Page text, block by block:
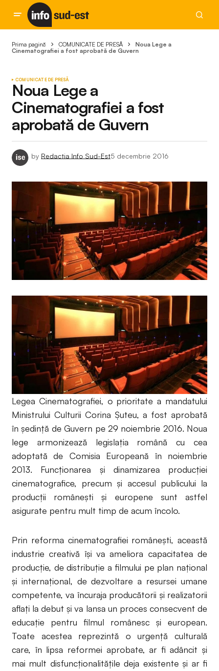
Prima pagină COMUNICATE DE PRESĂ
Noua Lege a
Cinematografiei a fost aprobată de Guvern
COMUNICATE DE PRESĂ
Noua Lege a
Cinematografiei a fost
aprobată de Guvern
by Redactia Info Sud-Est5 decembrie 2016
Legea Cinematografiei, o prioritate a mandatului
Ministrului Culturii Corina Șuteu, a fost aprobată
în ședință de Guvern pe 29 noiembrie 2016. Noua
lege armonizează legislația română cu cea
adoptată de Comisia Europeană în noiembrie
2013. Funcționarea și dinamizarea producției
cinematografice, precum și accesul publicului la
producții românești și europene sunt astfel
asigurate pentru mult timp de acum încolo.
Prin reforma cinematografiei românești, această
industrie creativă își va ameliora capacitatea de
producție, de distribuție a filmului pe plan național
și internațional, de dezvoltare a resursei umane
competente, va încuraja producătorii și realizatorii
aflați la debut și va lansa un proces consecvent de
educație pentru filmul românesc și european.
Toate acestea reprezintă o urgență culturală
care, în lipsa reformei aprobate, ar fi adâncit și
mai mult disfuncționalitățile deja existente și ar fi